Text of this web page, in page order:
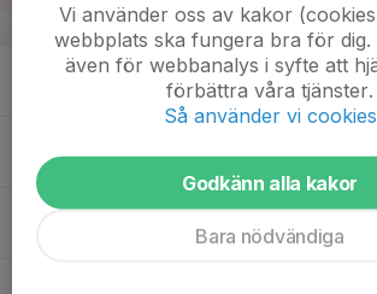
v.21
Tis
18:45
Vi använder oss av kakor
webbplats ska fungera bra för dig.
även för webbanalys i syfte att
förbättra våra tjänster.
Så använder vi cookies
Godkänn alla kakor
Bara nödvändiga